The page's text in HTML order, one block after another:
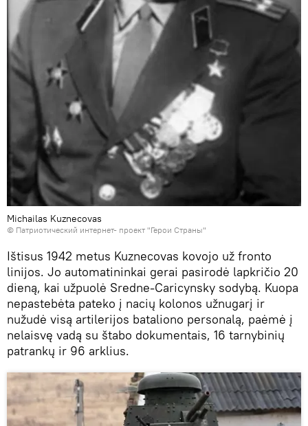
Michailas Kuznecovas
© Патриотический интернет- проект "Герои Страны"
Ištisus 1942 metus Kuznecovas kovojo už fronto
linijos. Jo automatininkai gerai pasirodė lapkričio 20
dieną, kai užpuolė Sredne-Caricynsky sodybą. Kuopa
nepastebėta pateko į nacių kolonos užnugarį ir
nužudė visą artilerijos bataliono personalą, paėmė į
nelaisvę vadą su štabo dokumentais, 16 tarnybinių
patrankų ir 96 arklius.